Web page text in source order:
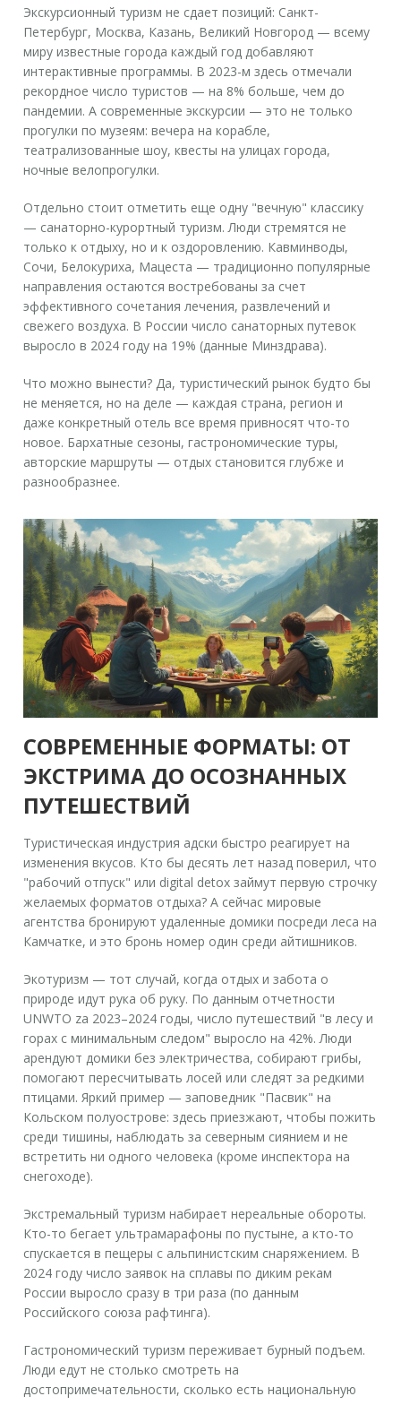
Экскурсионный туризм не сдает позиций: Санкт-
Петербург, Москва, Казань, Великий Новгород — всему
миру известные города каждый год добавляют
интерактивные программы. В 2023-м здесь отмечали
рекордное число туристов — на 8% больше, чем до
пандемии. А современные экскурсии — это не только
прогулки по музеям: вечера на корабле,
театрализованные шоу, квесты на улицах города,
ночные велопрогулки.
Отдельно стоит отметить еще одну "вечную" классику
— санаторно-курортный туризм. Люди стремятся не
только к отдыху, но и к оздоровлению. Кавминводы,
Сочи, Белокуриха, Мацеста — традиционно популярные
направления остаются востребованы за счет
эффективного сочетания лечения, развлечений и
свежего воздуха. В России число санаторных путевок
выросло в 2024 году на 19% (данные Минздрава).
Что можно вынести? Да, туристический рынок будто бы
не меняется, но на деле — каждая страна, регион и
даже конкретный отель все время привносят что-то
новое. Бархатные сезоны, гастрономические туры,
авторские маршруты — отдых становится глубже и
разнообразнее.
СОВРЕМЕННЫЕ ФОРМАТЫ: ОТ
ЭКСТРИМА ДО ОСОЗНАННЫХ
ПУТЕШЕСТВИЙ
Туристическая индустрия адски быстро реагирует на
изменения вкусов. Кто бы десять лет назад поверил, что
"рабочий отпуск" или digital detox займут первую строчку
желаемых форматов отдыха? А сейчас мировые
агентства бронируют удаленные домики посреди леса на
Камчатке, и это бронь номер один среди айтишников.
Экотуризм — тот случай, когда отдых и забота о
природе идут рука об руку. По данным отчетности
UNWTO za 2023–2024 годы, число путешествий "в лесу и
горах с минимальным следом" выросло на 42%. Люди
арендуют домики без электричества, собирают грибы,
помогают пересчитывать лосей или следят за редкими
птицами. Яркий пример — заповедник "Пасвик" на
Кольском полуострове: здесь приезжают, чтобы пожить
среди тишины, наблюдать за северным сиянием и не
встретить ни одного человека (кроме инспектора на
снегоходе).
Экстремальный туризм набирает нереальные обороты.
Кто-то бегает ультрамарафоны по пустыне, а кто-то
спускается в пещеры с альпинистским снаряжением. В
2024 году число заявок на сплавы по диким рекам
России выросло сразу в три раза (по данным
Российского союза рафтинга).
Гастрономический туризм переживает бурный подъем.
Люди едут не столько смотреть на
достопримечательности, сколько есть национальную